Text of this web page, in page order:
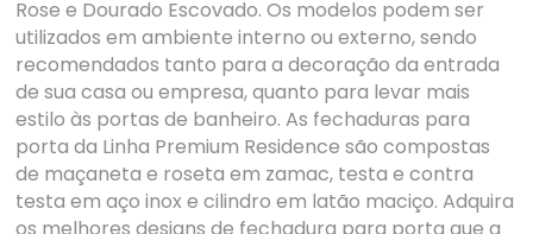
Rose e Dourado Escovado. Os modelos podem ser
utilizados em ambiente interno ou externo, sendo
recomendados tanto para a decoração da entrada
de sua casa ou empresa, quanto para levar mais
estilo às portas de banheiro. As fechaduras para
porta da Linha Premium Residence são compostas
de maçaneta e roseta em zamac, testa e contra
testa em aço inox e cilindro em latão maciço. Adquira